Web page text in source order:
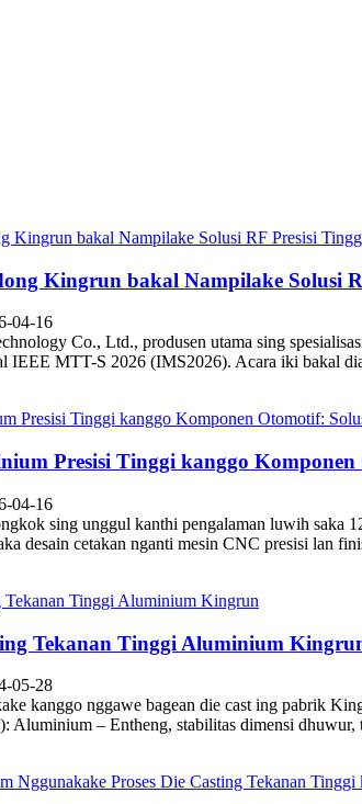
Kingrun bakal Nampilake Solusi
04-16
Co., Ltd., produsen utama sing
IEEE MTT-S 2026 (IMS2026). Acara iki bakal
Presisi Tinggi kanggo
04-16
sing unggul kanthi pengalaman luwih saka
desain cetakan nganti mesin CNC presisi lan
Tekanan Tinggi Aluminium
05-28
kanggo nggawe bagean die cast ing pabrik
Aluminium – Entheng, stabilitas dimensi